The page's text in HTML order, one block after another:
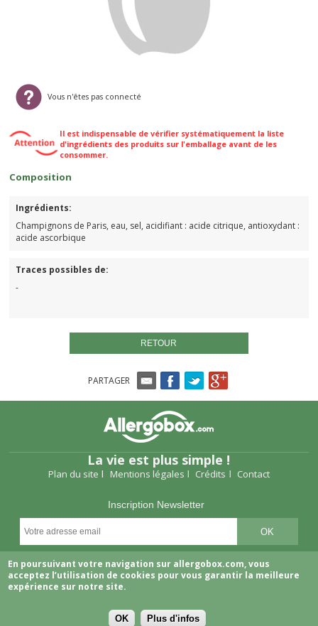
Vous n'êtes pas connecté
Il est indispensable de vérifier systématiquement la liste
d'ingrédients des produits sur l'emballage avant de les
consommer.
Composition
Ingrédients:
Champignons de Paris, eau, sel, acidifiant : acide citrique, antioxydant :
acide ascorbique
Traces possibles de:
-
RETOUR
PARTAGER
La vie est plus simple !
Plan du site Mentions légales Crédits Contact
Inscription Newsletter
Suivez-nous
En poursuivant votre navigation sur allergobox.com, vous
acceptez l’utilisation de cookies pour vous garantir la meilleure
expérience sur notre site.
OK Plus d'infos